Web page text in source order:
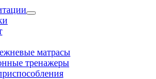
матрасы
тренажеры